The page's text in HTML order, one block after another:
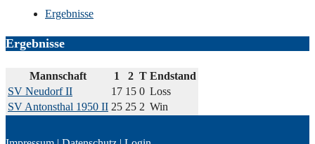
Ergebnisse
Ergebnisse
Mannschaft 1 2 T Endstand
SV Neudorf II
17 15 0 Loss
SV Antonsthal 1950 II 25 25 2 Win